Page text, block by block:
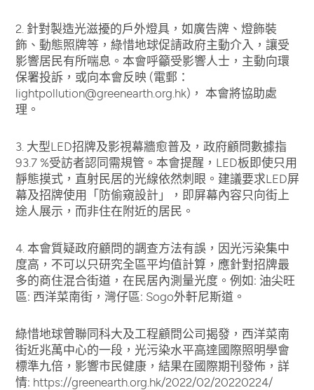
2. 針對製造光滋擾的戶外燈具，如廣告牌、燈飾裝
飾、動態照牌等，綠惜地球促請政府主動介入，讓受
影響居民有所喘息。本會呼籲受影響人士，主動向環
保署投訴，或向本會反映 (電郵：
lightpollution@greenearth.org.hk)， 本會將協助處
理。
3. 大型LED招牌及影視幕牆愈普及，政府顧問數據指
93.7 %受訪者認同需規管。本會提醒，LED板即使只用
靜態摸式，直射民居的光線依然刺眼。建議要求LED屏
幕及招牌使用「防偷窺設計」，即屏幕內容只向街上
途人展示，而非住在附近的居民。
4. 本會質疑政府顧問的調查方法有誤，因光污染集中
度高，不可以只研究全區平均值計算，應針對招牌最
多的商住混合街道，在民居內測量光度。例如: 油尖旺
區: 西洋菜南街，灣仔區: Sogo外軒尼斯道。
綠惜地球曾聯同科大及工程顧問公司揭發，西洋菜南
街近兆萬中心的一段，光污染水平高達國際照明學會
標準九倍，影響市民健康，結果在國際期刊發佈，詳
情: https://greenearth.org.hk/2022/02/20220224/